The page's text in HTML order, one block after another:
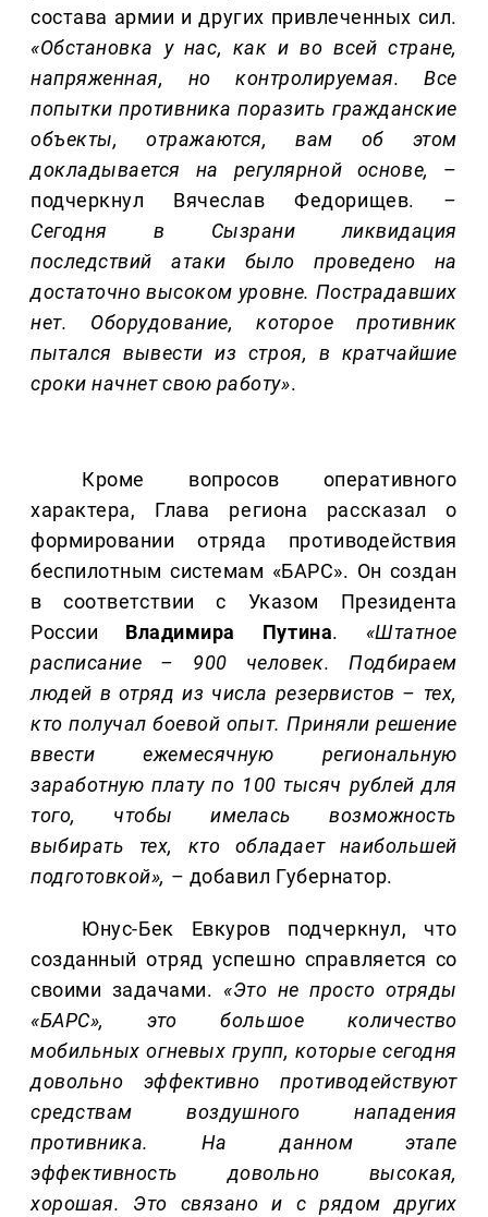
состава армии и других привлеченных сил.
«Обстановка у нас, как и во всей стране,
напряженная, но контролируемая. Все
попытки противника поразить гражданские
объекты, отражаются, вам об этом
докладывается на регулярной основе,
–
подчеркнул Вячеслав Федорищев. –
Сегодня в Сызрани ликвидация
последствий атаки было проведено на
достаточно высоком уровне. Пострадавших
нет. Оборудование, которое противник
пытался вывести из строя, в кратчайшие
сроки начнет свою работу».
Кроме вопросов оперативного
характера, Глава региона рассказал о
формировании отряда противодействия
беспилотным системам «БАРС». Он создан
в соответствии с Указом Президента
России Владимира Путина. «Штатное
расписание – 900 человек. Подбираем
людей в отряд из числа резервистов – тех,
кто получал боевой опыт. Приняли решение
ввести ежемесячную региональную
заработную плату по 100 тысяч рублей для
того, чтобы имелась возможность
выбирать тех, кто обладает наибольшей
подготовкой», – добавил Губернатор.
Юнус-Бек Евкуров подчеркнул, что
созданный отряд успешно справляется со
своими задачами. «Это не просто отряды
«БАРС», это большое количество
мобильных огневых групп, которые сегодня
довольно эффективно противодействуют
средствам воздушного нападения
противника. На данном этапе
эффективность довольно высокая,
хорошая. Это связано и с рядом других